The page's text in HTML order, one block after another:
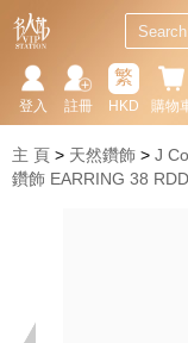
購物
繁
HKD
註冊
登入
主 頁 天然鑽飾 J
鑽飾 EARRING 38